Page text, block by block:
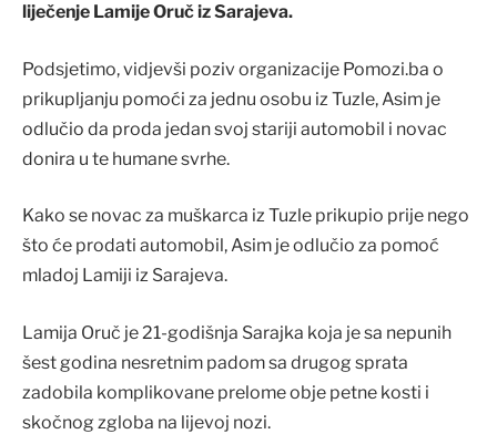
liječenje Lamije Oruč iz Sarajeva.
Podsjetimo, vidjevši poziv organizacije Pomozi.ba o
prikupljanju pomoći za jednu osobu iz Tuzle, Asim je
odlučio da proda jedan svoj stariji automobil i novac
donira u te humane svrhe.
Kako se novac za muškarca iz Tuzle prikupio prije nego
što će prodati automobil, Asim je odlučio za pomoć
mladoj Lamiji iz Sarajeva.
Lamija Oruč je 21-godišnja Sarajka koja je sa nepunih
šest godina nesretnim padom sa drugog sprata
zadobila komplikovane prelome obje petne kosti i
skočnog zgloba na lijevoj nozi.